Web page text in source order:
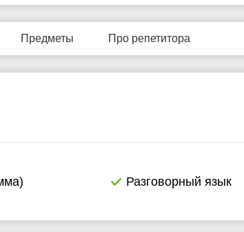
Предметы Про репетитора
Разговорный язык
10
11
12
Нет
свободных
Нет
свободных
Нет
свободных